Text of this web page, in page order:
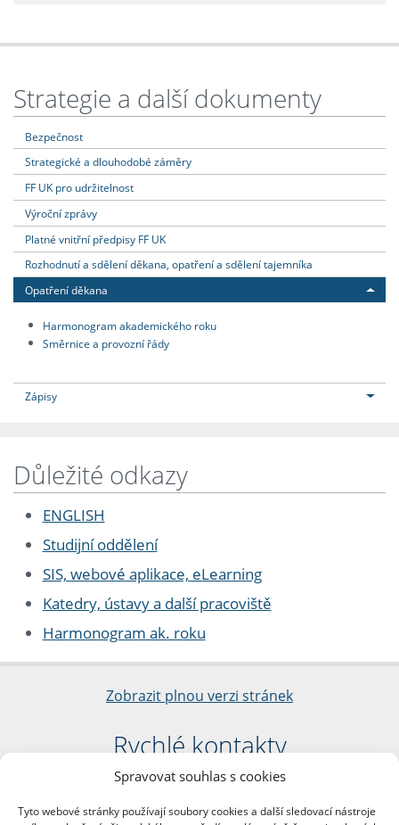
Spravovat souhlas s cookies
Tyto webové stránky používají soubory cookies a další sledovací nástroje
Strategie a další dokumenty
Bezpečnost
Strategické a dlouhodobé záměry
FF UK pro udržitelnost
Výroční zprávy
Platné vnitřní předpisy FF UK
Rozhodnutí a sdělení děkana, opatření a sdělení tajemníka
Opatření děkana
Harmonogram akademického roku
Směrnice a provozní řády
Zápisy
Důležité odkazy
ENGLISH
Studijní oddělení
SIS, webové aplikace, eLearning
Katedry, ústavy a další pracoviště
Harmonogram ak. roku
Zobrazit plnou verzi stránek
Rychlé kontakty
Filozofická fakulta
nám. Jana Palacha 1/2